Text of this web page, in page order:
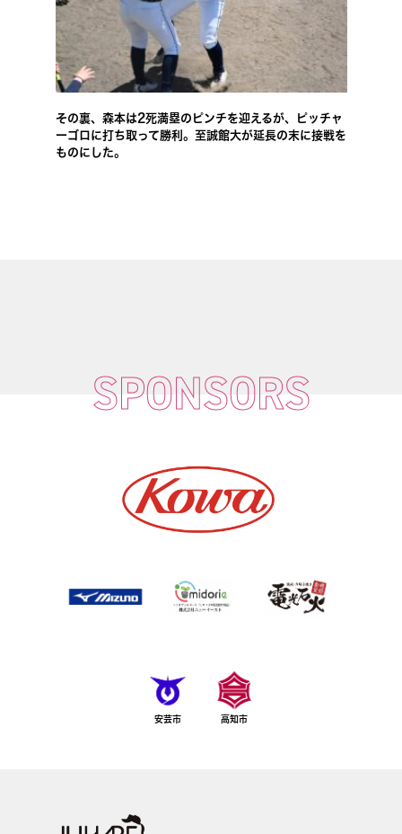
その裏、森本は2死満塁のピンチを迎えるが、ピッチャ
ーゴロに打ち取って勝利。至誠館大が延長の末に接戦を
ものにした。
SPONSORS
安芸市 高知市